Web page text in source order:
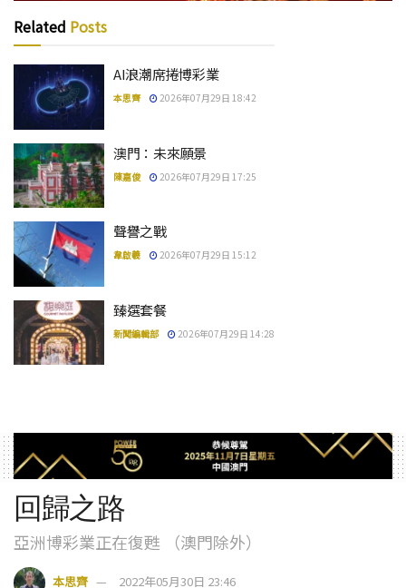
Related Posts
AI浪潮席捲博彩業
本思齊 2026年07月29日 18:42
澳門：未來願景
陳嘉俊 2026年07月29日 17:25
聲譽之戰
韋啟羲 2026年07月29日 15:12
臻選套餐
新聞編輯部 2026年07月29日 14:28
回歸之路
亞洲博彩業正在復甦 （澳門除外）
本思齊 2022年05月30日 23:46